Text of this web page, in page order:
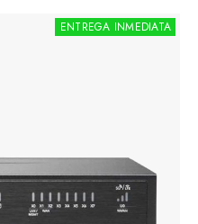
ENTREGA INMEDIATA